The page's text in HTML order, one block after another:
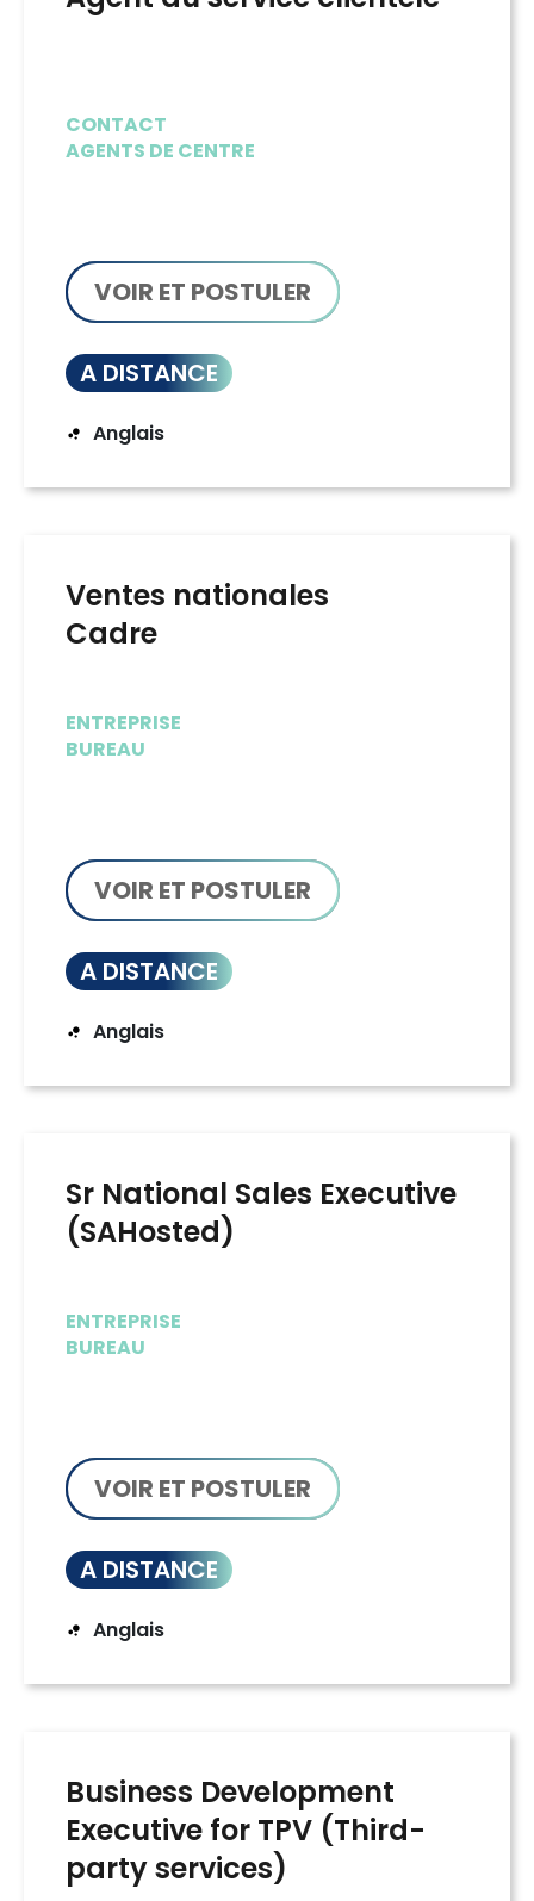
CONTACT
AGENTS DE CENTRE
VOIR ET POSTULER
A DISTANCE
Anglais
Ventes nationales
Cadre
ENTREPRISE
BUREAU
VOIR ET POSTULER
A DISTANCE
Anglais
Sr National Sales Executive
(SAHosted)
ENTREPRISE
BUREAU
VOIR ET POSTULER
A DISTANCE
Anglais
Business Development
Executive for TPV (Third-
party services)